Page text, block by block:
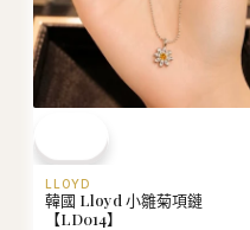
LLOYD
韓國 Lloyd 小雛菊項鏈
【LD014】